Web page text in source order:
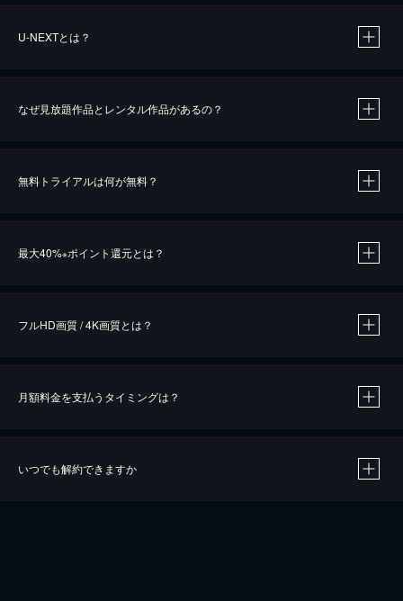
U-NEXTとは？
なぜ見放題作品とレンタル作品があるの？
無料トライアルは何が無料？
最大40%※ポイント還元とは？
※40％ポイント還元の対象は、クレジットカード決済による作品の購入 / レンタルです。
iOSアプリのUコイン決済による作品の購入 / レンタルは、20％のポイント還元です。
フルHD画質 / 4K画質とは？
月額料金を支払うタイミングは？
いつでも解約できますか